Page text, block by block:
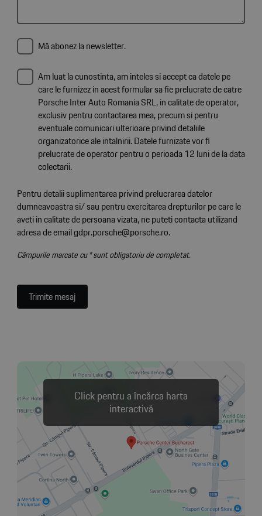
Mă abonez la newsletter.
Am luat la cunostinta, am inteles si accept ca datele pe
care le furnizez in acest formular sa fie prelucrate de catre
Porsche Inter Auto Romania SRL, in calitate de operator,
exclusiv pentru contactarea mea, precum si pentru
eventuale comunicari ulterioare privind detaliile
organizatorice ale intalnirii. Datele furnizate vor fi
prelucrate de operator pentru o perioada 12 luni de la data
colectarii.
Pentru detalii suplimentarea privind prelucrarea datelor
dumneavoastra si/ sau pentru exercitarea drepturilor pe care le
aveti in calitate de persoana vizata, ne puteti contacta utilizand
adresa de email gdpr.porsche@porsche.ro.
Câmpurile marcate cu * sunt obligatoriu de completat.
Trimite mesaj
Click pentru a încărca harta
interactivă